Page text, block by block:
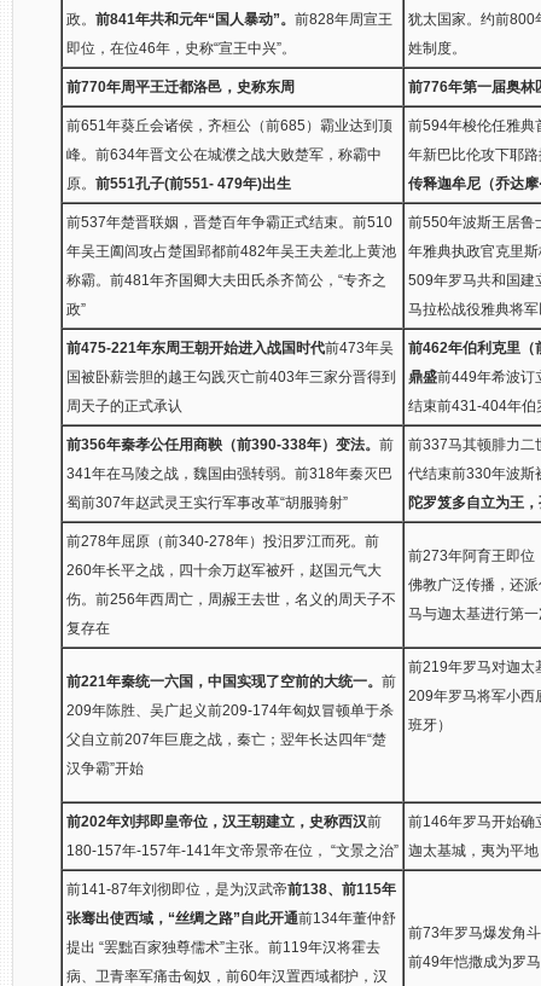
政。 前841年共和元年“国人暴动”。 前828年周宣王
即位，在位46年，史称“宣王中兴”。
犹太国家。约前800
姓制度。
前770年周平王迁都洛邑，史称东周 前776年第一届奥林
前651年葵丘会诸侯，齐桓公（前685）霸业达到顶
峰。前634年晋文公在城濮之战大败楚军，称霸中
原。 前551孔子(前551- 479年)出生
前594年梭伦任雅典
年新巴比伦攻下耶
传释迦牟尼（乔达
前537年楚晋联姻，晋楚百年争霸正式结束。前510
年吴王阖闾攻占楚国郢都前482年吴王夫差北上黄池
称霸。前481年齐国卿大夫田氏杀齐简公，“专齐之
政”
前550年波斯王居鲁
年雅典执政官克里
509年罗马共和国建
马拉松战役雅典将
前475-221年东周王朝开始进入战国时代前473年吴
国被卧薪尝胆的越王勾践灭亡前403年三家分晋得到
周天子的正式承认
前462年伯利克里（
鼎盛前449年希波订
结束前431-404年伯
前356年秦孝公任用商鞅（前390-338年）变法。 前
341年在马陵之战，魏国由强转弱。前318年秦灭巴
蜀前307年赵武灵王实行军事改革“胡服骑射”
前337马其顿腓力二
代结束前330年波斯
陀罗笈多自立为王
前278年屈原（前340-278年）投汨罗江而死。前
260年长平之战，四十余万赵军被歼，赵国元气大
伤。前256年西周亡，周赧王去世，名义的周天子不
复存在
前273年阿育王即位
佛教广泛传播，还
马与迦太基进行第
前221年秦统一六国，中国实现了空前的大统一。 前
209年陈胜、吴广起义前209-174年匈奴冒顿单于杀
父自立前207年巨鹿之战，秦亡；翌年长达四年“楚
汉争霸”开始
前219年罗马对迦太
209年罗马将军小西
班牙）
前202年刘邦即皇帝位，汉王朝建立，史称西汉前
180-157年-157年-141年文帝景帝在位， “文景之治”
前146年罗马开始确
迦太基城，夷为平地
前141-87年刘彻即位，是为汉武帝前138、前115年
张骞出使西域，“丝绸之路”自此开通前134年董仲舒
提出 “罢黜百家独尊儒术”主张。前119年汉将霍去
病、卫青率军痛击匈奴，前60年汉置西域都护，汉
前73年罗马爆发角
前49年恺撒成为罗